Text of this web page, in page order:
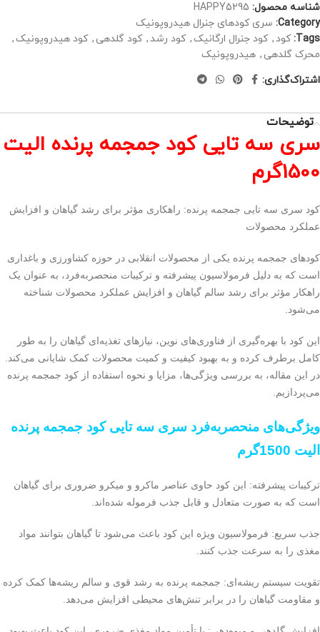
شناسه محصول: HAPPY5295
Category: سری کودهای جنرال هیدروپونیک
Tags: کود , کود جنرال ارگانیک , کود رشد, کود گلدهی , کود هیدروپونیک ,
محرک گلدهی , هیدروپونیک
اشتراک‌گذاری:
توضیحات
سری سه تایی کود جمجمه پرنده الیت
1500گرم
کود سری سه تایی جمجمه پرنده: راهکاری مؤثر برای رشد گیاهان و افزایش
عملکرد محصولات
کودهای جمجمه پرنده یکی از محصولات انقلابی در حوزه کشاورزی و باغداری
است که به دلیل فرمولاسیون پیشرفته و ترکیبات منحصربه‌فرد، به عنوان یک
راهکار مؤثر برای رشد سالم گیاهان و افزایش عملکرد محصولات شناخته
می‌شود.
این کود با بهره‌گیری از فناوری‌های نوین، نیازهای تغذیه‌ای گیاهان را به طور
کامل برطرف کرده و به بهبود کیفیت و کمیت محصولات کمک شایانی می‌کند.
در این مقاله، به بررسی ویژگی‌ها، مزایا و نحوه استفاده از کود جمجمه پرنده
می‌پردازیم.
ویژگی‌های منحصربه‌فرد سری سه تایی کود جمجمه پرنده
الیت 1500گرم
ترکیبات پیشرفته: این کود حاوی عناصر ماکرو و میکرو ضروری برای گیاهان
است که به صورت متعادل و قابل جذب فرموله شده‌اند.
جذب سریع: فرمولاسیون ویژه این کود باعث می‌شود تا گیاهان بتوانند مواد
مغذی را به سرعت جذب کنند.
تقویت سیستم ریشه‌ای: جمجمه پرنده به رشد قوی و سالم ریشه‌ها کمک کرده
و مقاومت گیاهان را در برابر تنش‌های محیطی افزایش می‌دهد.